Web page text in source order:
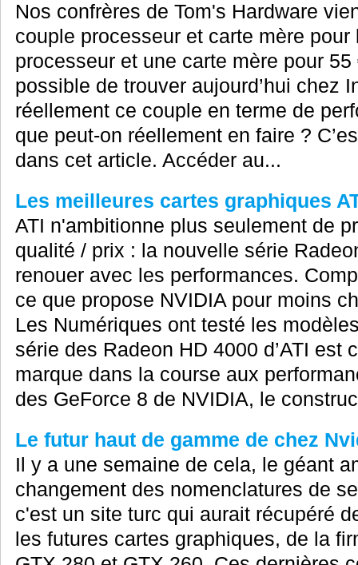
Nos confrères de Tom's Hardware
couple processeur et carte mère
processeur et une carte mère pour 55
possible de trouver aujourd’hui chez
réellement ce couple en terme de
que peut-on réellement en faire ?
dans cet article. Accéder au...
Les meilleures cartes graphiques
ATI n'ambitionne plus seulement de
qualité / prix : la nouvelle série
renouer avec les performances.
ce que propose NVIDIA pour moins
Les Numériques ont testé les
série des Radeon HD 4000 d’ATI est
marque dans la course aux
des GeForce 8 de NVIDIA, le
Le futur haut de gamme de chez
Il y a une semaine de cela, le géant
changement des nomenclatures de
c'est un site turc qui aurait récupéré
les futures cartes graphiques, de la